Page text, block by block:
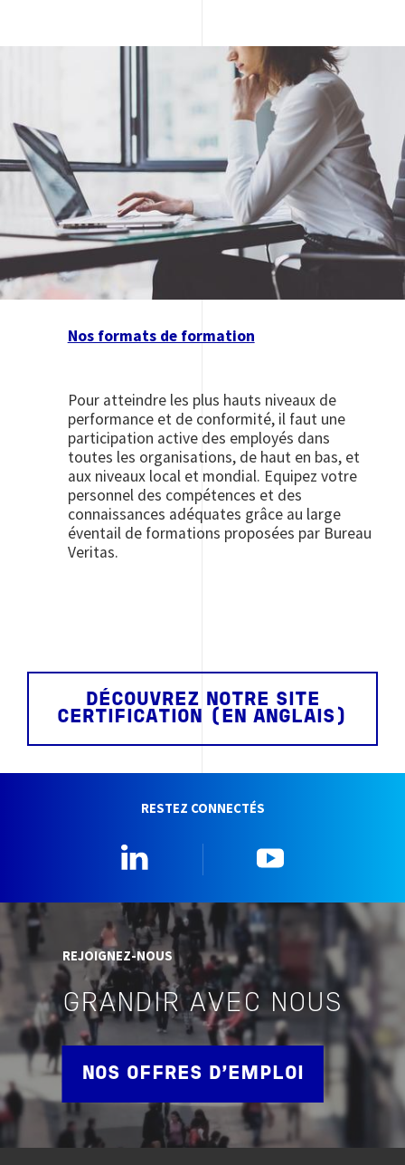
Nos formats de formation
Pour atteindre les plus hauts niveaux de
performance et de conformité, il faut une
participation active des employés dans
toutes les organisations, de haut en bas, et
aux niveaux local et mondial. Equipez votre
personnel des compétences et des
connaissances adéquates grâce au large
éventail de formations proposées par Bureau
Veritas.
DÉCOUVREZ NOTRE SITE
CERTIFICATION (EN ANGLAIS)
RESTEZ CONNECTÉS
REJOIGNEZ-NOUS
GRANDIR AVEC NOUS
NOS OFFRES D'EMPLOI